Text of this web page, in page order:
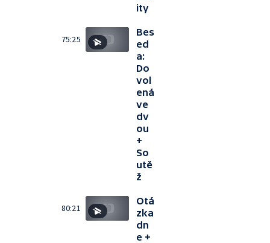
ity
75:25
Bes
ed
a:
Do
vol
ená
ve
dv
ou
+
So
utě
ž
80:21
Otá
zka
dn
e +